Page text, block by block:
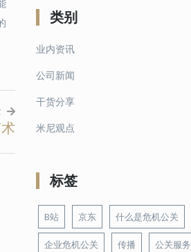
类别
业内资讯
公司新闻
干货分享
米尼观点
标签
B站 京东 什么是危机公关
企业危机公关 传播 公关服务